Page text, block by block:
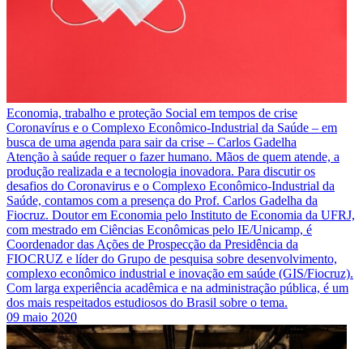
Economia, trabalho e proteção Social em tempos de crise
Coronavírus e o Complexo Econômico-Industrial da Saúde – em
busca de uma agenda para sair da crise – Carlos Gadelha
Atenção à saúde requer o fazer humano. Mãos de quem atende, a
produção realizada e a tecnologia inovadora. Para discutir os
desafios do Coronavirus e o Complexo Econômico-Industrial da
Saúde, contamos com a presença do Prof. Carlos Gadelha da
Fiocruz. Doutor em Economia pelo Instituto de Economia da UFRJ,
com mestrado em Ciências Econômicas pelo IE/Unicamp, é
Coordenador das Ações de Prospecção da Presidência da
FIOCRUZ e líder do Grupo de pesquisa sobre desenvolvimento,
complexo econômico industrial e inovação em saúde (GIS/Fiocruz).
Com larga experiência acadêmica e na administração pública, é um
dos mais respeitados estudiosos do Brasil sobre o tema.
09 maio 2020